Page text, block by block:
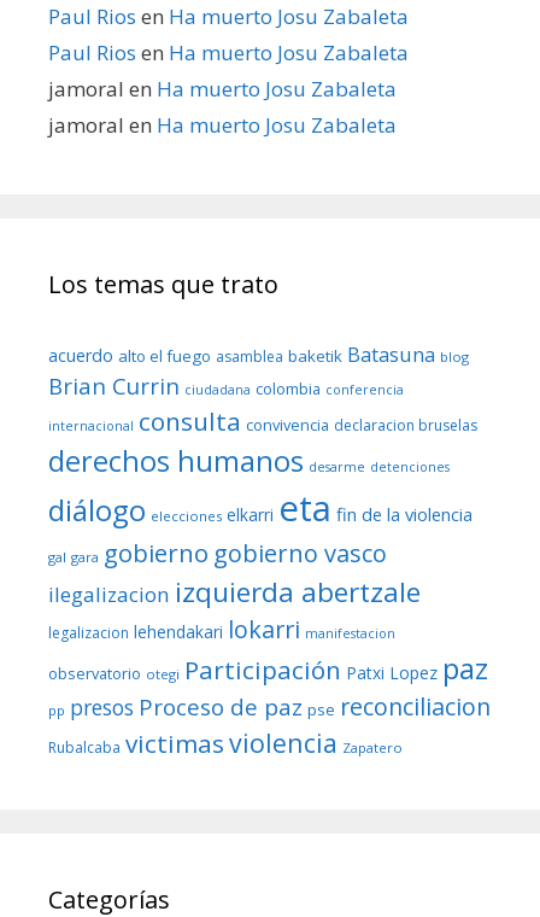
Paul Rios en Ha muerto Josu Zabaleta
Paul Rios en Ha muerto Josu Zabaleta
jamoral en Ha muerto Josu Zabaleta
jamoral en Ha muerto Josu Zabaleta
Los temas que trato
acuerdo alto el fuego asamblea baketik Batasuna blog
Brian Currin ciudadana colombia conferencia
internacional consulta convivencia declaracion bruselas
derechos humanos desarme detenciones
diálogo elecciones elkarri eta fin de la violencia
gal gara gobierno gobierno vasco
ilegalizacion izquierda abertzale
legalizacion lehendakari lokarri manifestacion
observatorio otegi Participación Patxi Lopez paz
pp presos Proceso de paz pse reconciliacion
Rubalcaba victimasviolencia Zapatero
Categorías